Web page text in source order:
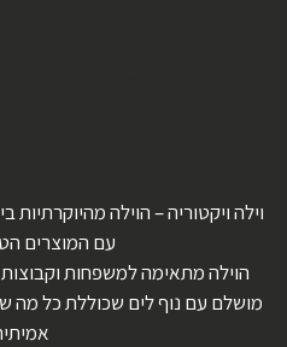
וילה ויקטוריה – הוילה
עם המוצרים
הוילה מתאימה למשפחות
מושלם עם נוף לים שכוללת כל